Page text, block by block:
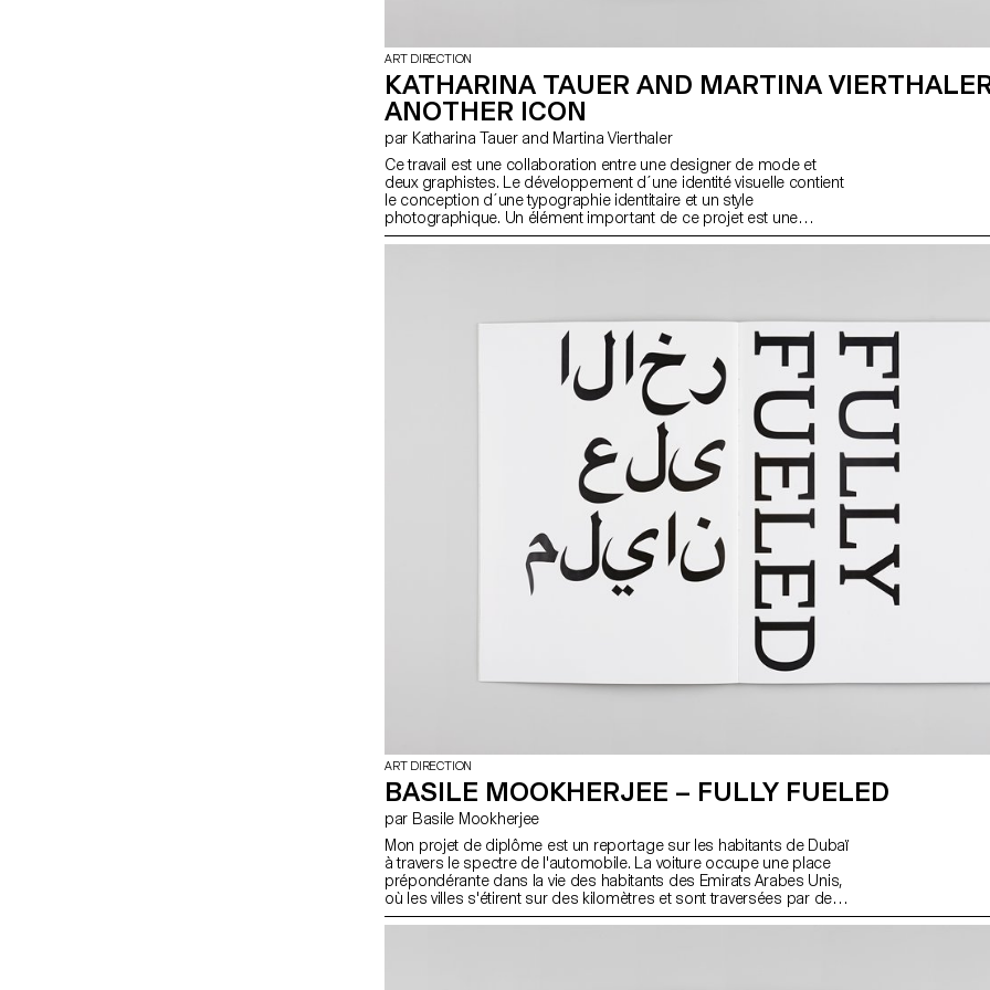
ART DIRECTION
KATHARINA TAUER AND MARTINA
ANOTHER ICON
par Katharina Tauer and Martina Vierthaler
Ce travail est une collaboration entre une designer de mode et
deux graphistes. Le développement d´une identité visuelle contient
le conception d´une typographie identitaire et un style
photographique. Un élément important de ce projet est une
publication. Il est un médium/ une tribune pour montrer la dernière
ART DIRECTION
BASILE MOOKHERJEE – FULLY FUELED
par Basile Mookherjee
Mon projet de diplôme est un reportage sur les habitants de Dubaï
à travers le spectre de l'automobile. La voiture occupe une place
prépondérante dans la vie des habitants des Emirats Arabes Unis,
où les villes s'étirent sur des kilomètres et sont traversées par des
autoroutes à seize voies, à la manières de villes comme Los